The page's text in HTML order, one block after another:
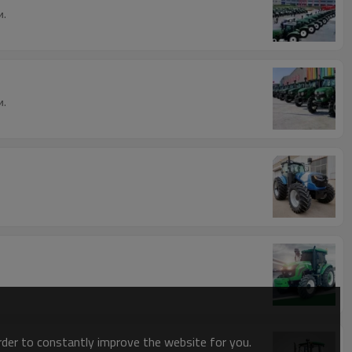
to constantly improve the website for you.